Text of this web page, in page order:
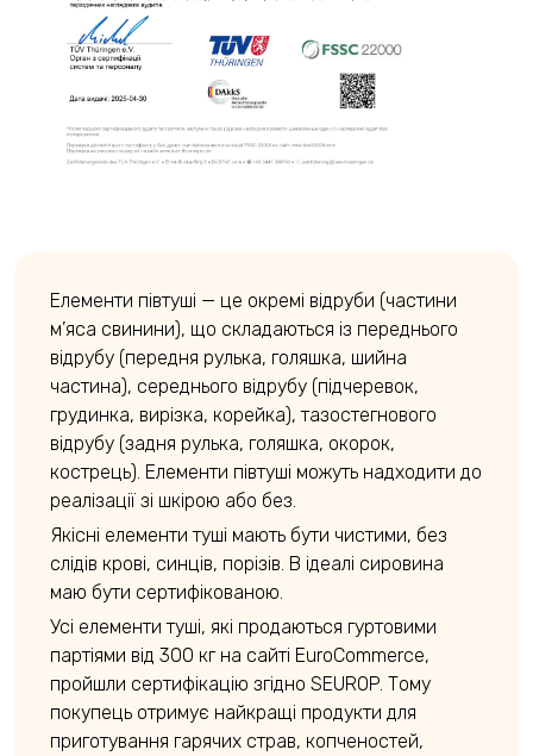
Елементи півтуші — це окремі відруби (частини
м’яса свинини), що складаються із переднього
відрубу (передня рулька, голяшка, шийна
частина), середнього відрубу (підчеревок,
грудинка, вирізка, корейка), тазостегнового
відрубу (задня рулька, голяшка, окорок,
кострець). Елементи півтуші можуть надходити до
реалізації зі шкірою або без.
Якісні елементи туші мають бути чистими, без
слідів крові, синців, порізів. В ідеалі сировина
маю бути сертифікованою.
Усі елементи туші, які продаються гуртовими
партіями від 300 кг на сайті EuroCommerce,
пройшли сертифікацію згідно SEUROP. Тому
покупець отримує найкращі продукти для
приготування гарячих страв, копченостей,